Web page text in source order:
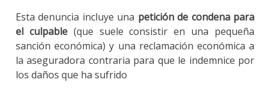
Esta denuncia incluye una petición de condena para
el culpable(que suele consistir en una pequeña
sanción económica) y una reclamación económica a
la aseguradora contraria para que le indemnice por
los daños que ha sufrido